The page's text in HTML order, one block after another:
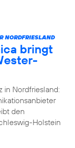
NORDFRIESLAND
bringt
in Nordfriesland:
den
Holstein